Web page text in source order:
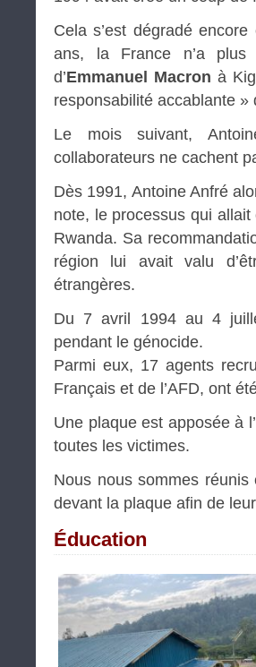
Cela s’est dégradé
ans, la France n’a plus
d’Emmanuel Macron à
responsabilité accablante
Le mois suivant,
collaborateurs ne cachent
Dès 1991, Antoine Anfré
note, le processus qui
Rwanda. Sa
région lui avait valu
étrangères.
Du 7 avril 1994 au 4
pendant le génocide.
Parmi eux, 17 agents
Français et de l’AFD, ont
Une plaque est apposée à
toutes les victimes.
Nous nous sommes réunis
devant la plaque afin de
Éducation